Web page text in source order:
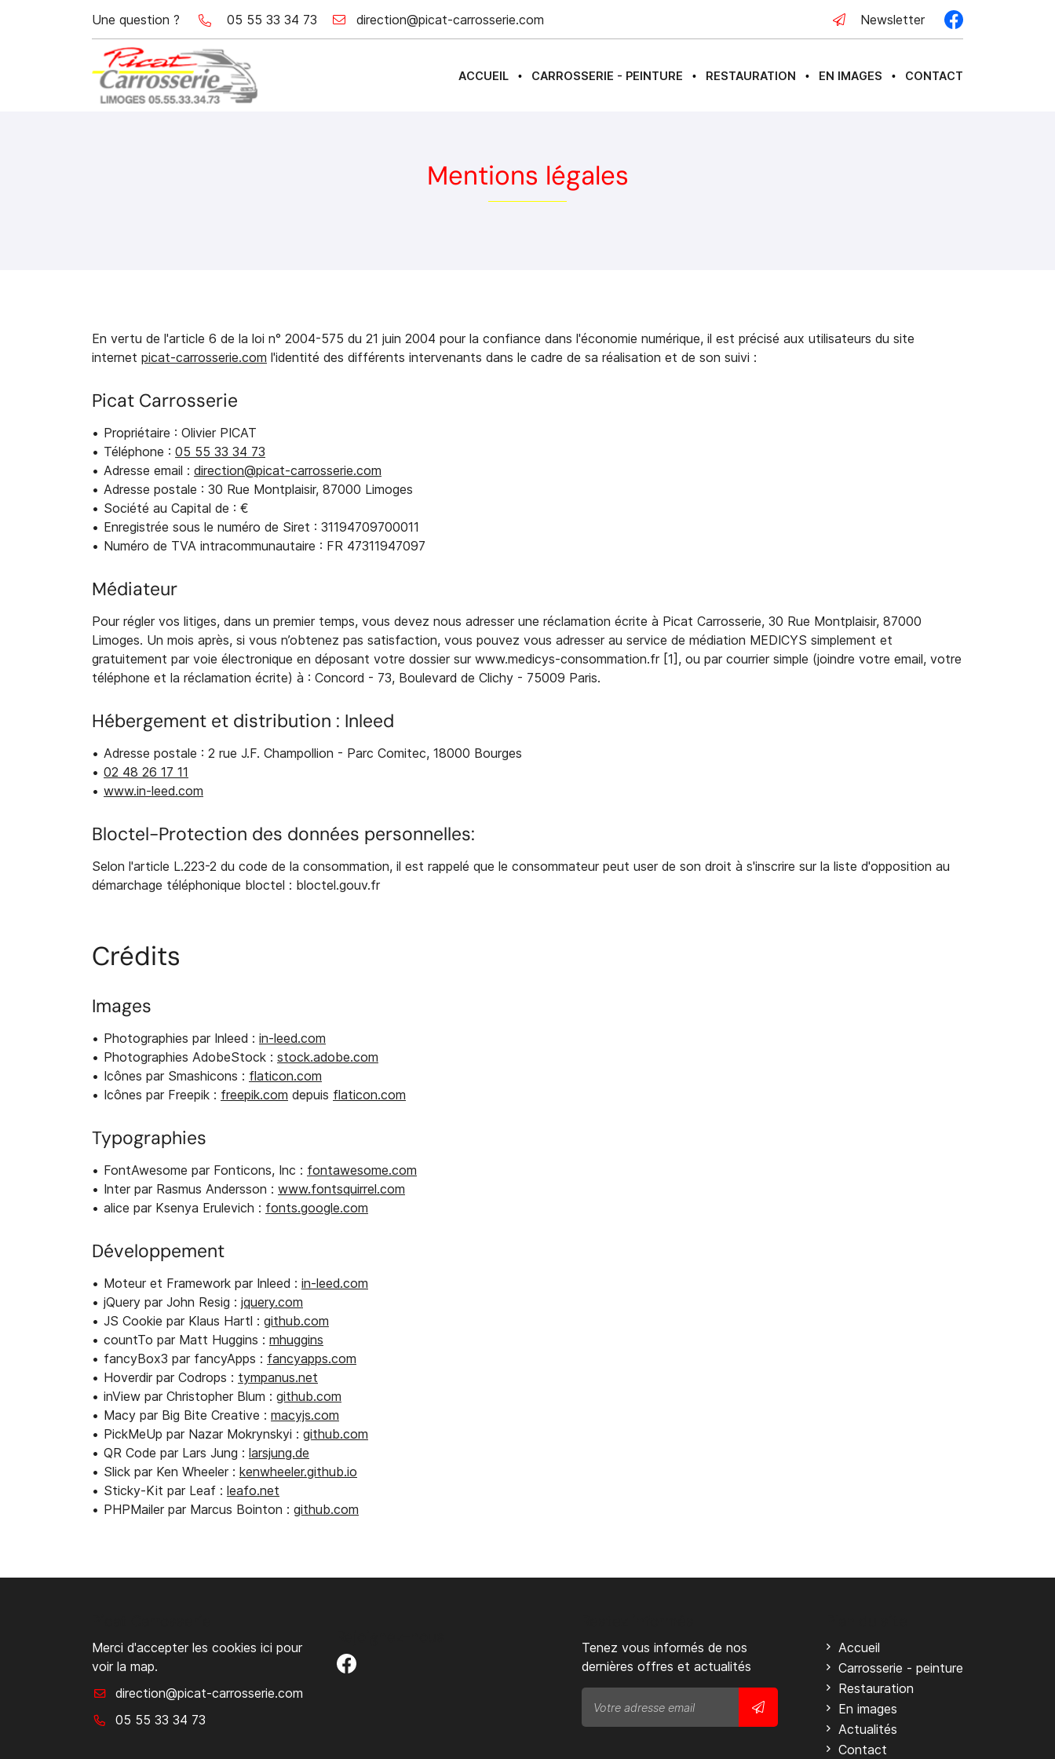
Une question ? 05 55 33 34 73 Newsletter
ACCUEIL • CARROSSERIE - PEINTURE • RESTAURATION • EN IMAGES • CONTACT
30 Rue Montplaisir
87000 Limoges
Recopier le code ci-contre
Rafraîchir le captcha
En cochant cette case, vous consentez à recevoir nos propositions
commerciales à l'adresse email indiqué ci-dessus. Vous pouvez vous désinscrire
à tout moment en utilisant
le formulaire de désinscription
Inscription
Mentions légales
En vertu de l'article 6 de la loi n° 2004-575 du 21 juin 2004 pour la confiance dans l'économie numérique, il est précisé aux utilisateurs du site
internet picat-carrosserie.com l'identité des différents intervenants dans le cadre de sa réalisation et de son suivi :
Picat Carrosserie
Propriétaire : Olivier PICAT
Téléphone : 05 55 33 34 73
Adresse email :
Adresse postale : 30 Rue Montplaisir, 87000 Limoges
Société au Capital de : €
Enregistrée sous le numéro de Siret : 31194709700011
Numéro de TVA intracommunautaire : FR 47311947097
Médiateur
Pour régler vos litiges, dans un premier temps, vous devez nous adresser une réclamation écrite à Picat Carrosserie, 30 Rue Montplaisir, 87000
Limoges. Un mois après, si vous n’obtenez pas satisfaction, vous pouvez vous adresser au service de médiation MEDICYS simplement et
gratuitement par voie électronique en déposant votre dossier sur www.medicys-consommation.fr [1], ou par courrier simple (joindre votre email, votre
téléphone et la réclamation écrite) à : Concord - 73, Boulevard de Clichy - 75009 Paris.
Hébergement et distribution : Inleed
Adresse postale : 2 rue J.F. Champollion - Parc Comitec, 18000 Bourges
02 48 26 17 11
www.in-leed.com
Bloctel-Protection des données personnelles:
Selon l'article L.223-2 du code de la consommation, il est rappelé que le consommateur peut user de son droit à s'inscrire sur la liste d'opposition au
démarchage téléphonique bloctel : bloctel.gouv.fr
Crédits
Images
Photographies par Inleed : in-leed.com
Photographies AdobeStock : stock.adobe.com
Icônes par Smashicons : flaticon.com
Icônes par Freepik : freepik.com depuis flaticon.com
Typographies
FontAwesome par Fonticons, Inc : fontawesome.com
Inter par Rasmus Andersson : www.fontsquirrel.com
alice par Ksenya Erulevich : fonts.google.com
Développement
Moteur et Framework par Inleed : in-leed.com
jQuery par John Resig : jquery.com
JS Cookie par Klaus Hartl : github.com
countTo par Matt Huggins : mhuggins
fancyBox3 par fancyApps : fancyapps.com
Hoverdir par Codrops : tympanus.net
inView par Christopher Blum : github.com
Macy par Big Bite Creative : macyjs.com
PickMeUp par Nazar Mokrynskyi : github.com
QR Code par Lars Jung : larsjung.de
Slick par Ken Wheeler : kenwheeler.github.io
Sticky-Kit par Leaf : leafo.net
PHPMailer par Marcus Bointon : github.com
Merci d'accepter les cookies ici pour
voir la map.
05 55 33 34 73
Tenez vous informés de nos
dernières offres et actualités
Accueil
Carrosserie - peinture
Restauration
En images
Actualités
Contact